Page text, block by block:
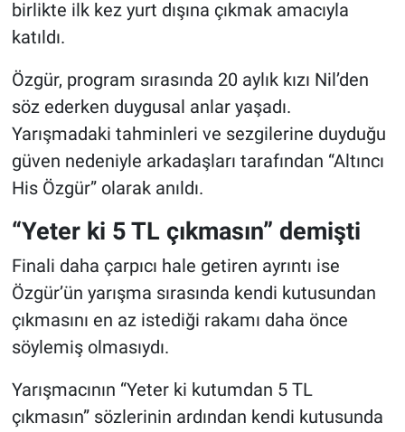
birlikte ilk kez yurt dışına çıkmak amacıyla
katıldı.
Özgür, program sırasında 20 aylık kızı Nil’den
söz ederken duygusal anlar yaşadı.
Yarışmadaki tahminleri ve sezgilerine duyduğu
güven nedeniyle arkadaşları tarafından “Altıncı
His Özgür” olarak anıldı.
“Yeter ki 5 TL çıkmasın” demişti
Finali daha çarpıcı hale getiren ayrıntı ise
Özgür’ün yarışma sırasında kendi kutusundan
çıkmasını en az istediği rakamı daha önce
söylemiş olmasıydı.
Yarışmacının “Yeter ki kutumdan 5 TL
çıkmasın” sözlerinin ardından kendi kutusunda